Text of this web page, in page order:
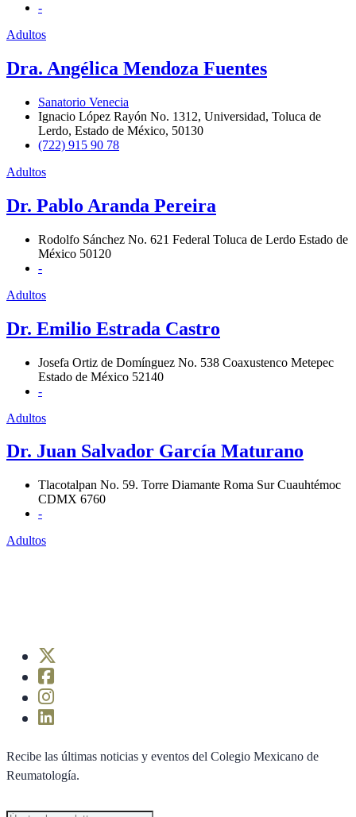
-
Adultos
Dra. Angélica Mendoza Fuentes
Sanatorio Venecia
Ignacio López Rayón No. 1312, Universidad, Toluca de
Lerdo, Estado de México, 50130
(722) 915 90 78
Adultos
Dr. Pablo Aranda Pereira
Rodolfo Sánchez No. 621 Federal Toluca de Lerdo Estado de
México 50120
-
Adultos
Dr. Emilio Estrada Castro
Josefa Ortiz de Domínguez No. 538 Coaxustenco Metepec
Estado de México 52140
-
Adultos
Dr. Juan Salvador García Maturano
Tlacotalpan No. 59. Torre Diamante Roma Sur Cuauhtémoc
CDMX 6760
-
Adultos
Recibe las últimas noticias y eventos del Colegio Mexicano de
Reumatología.